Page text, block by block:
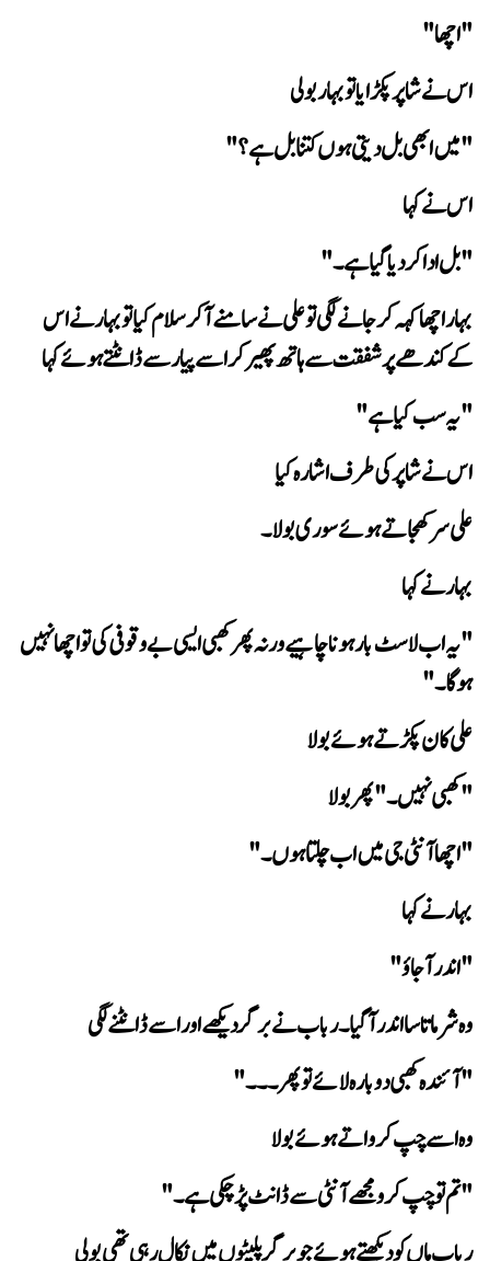
"اچھا"
اس نے شاپر پکڑایا تو بہار بولی
"میں ابھی بل دیتی ہوں کتنا بل ہے؟"
اس نے کہا
"بل ادا کر دیا گیا ہے۔"
کے کندھے پر شفقت سے ہاتھ پھیر کر اسے پیار سے ڈانٹتے ہوئے کہا
"یہ سب کیا ہے"
اس نے شاپر کی طرف اشارہ کیا
علی سر کھجاتے ہوئے سوری بولا۔
بہار نے کہا
ہوگا۔"
علی کان پکڑتے ہوئے بولا
"کھبی نہیں۔" پھر بولا
"اچھا آنٹی جی میں اب چلتا ہوں۔"
بہار نے کہا
"اندر آ جاؤ"
وہ شرماتا سا اندر آ گیا۔ رباب نے برگر دیکھے اور اسے ڈانٹنے لگی
"آئندہ کھبی دوبارہ لائے تو پھر۔۔۔"
وہ اسے چپ کرواتے ہوئے بولا
"تم تو چپ کرو مجھے آنٹی سے ڈانٹ پڑ چکی ہے۔"